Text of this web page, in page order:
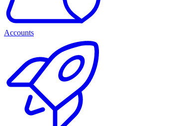
Accounts